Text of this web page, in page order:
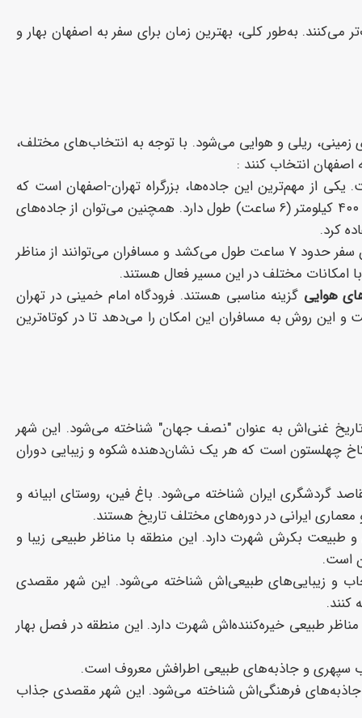
به‌طور کلی، بهترین زمان برای سفر به اصفهان بهار و
زمینی، ریلی و هوایی می‌شود. با توجه به انتخاب‌های مختلف،
اصفهان انتخاب کنند :
از مهم‌ترین این جاده‌ها، بزرگراه تهران-اصفهان است که
به‌عنوان یکی از سریع‌ترین و پرطرفدارترین راه‌ها شناخته می‌شود. این مسیر حدود ۴۰۰ کیلومتر (6 ساعت) طول دارد. همچنین می‌توان از جاده‌های
کرد.
نیز یکی از گزینه‌های راحت و جذاب برای رسیدن به اصفهان است. این سفر حدود ۷ ساعت طول می‌کشد و مسافران می‌توانند از مناظر
امکانات مختلف در این مسیر فعال هستند.
هوایی گزینه مناسبی هستند. فرودگاه امام خمینی در تهران
فرودگاه اصفهان دارد. زمان پرواز حدود ۱ ساعت و ۱۵ دقیقه است و این روش به مسافران این امکان را می‌دهد تا در کوتاه‌ترین
تاریخ غنی‌اش به عنوان "نصف جهان" شناخته می‌شود. این شهر
چهلستون است که هر یک نشان‌دهنده شکوه و زیبایی دوران
گردشگری ایران شناخته می‌شود. باغ فین، روستای ابیانه و
ایرانی در دوره‌های مختلف تاریخ هستند.
طبیعت بکرش شهرت دارد. این منطقه با مناظر طبیعی زیبا و
است.
و زیبایی‌های طبیعی‌اش شناخته می‌شود. این شهر مقصدی
کنند.
طبیعی خیره‌کننده‌اش شهرت دارد. این منطقه در فصل بهار
سپهری و جاذبه‌های طبیعی اطرافش معروف است.
و جاذبه‌های فرهنگی‌اش شناخته می‌شود. این شهر مقصدی جذاب